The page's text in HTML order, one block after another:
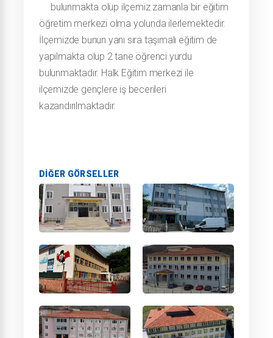
bulunmakta olup ilçemiz zamanla bir eğitim
öğretim merkezi olma yolunda ilerlemektedir.
İlçemizde bunun yanı sıra taşımalı eğitim de
yapılmakta olup 2 tane öğrenci yurdu
bulunmaktadır. Halk Eğitim merkezi ile
ilçemizde gençlere iş becerileri
kazandırılmaktadır.
DIĞER GÖRSELLER